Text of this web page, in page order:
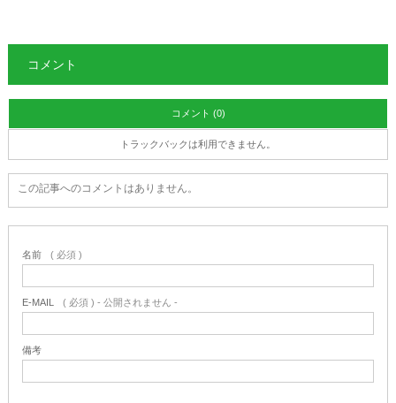
コメント
コメント (0)
トラックバックは利用できません。
この記事へのコメントはありません。
名前 ( 必須 )
E-MAIL ( 必須 ) - 公開されません -
備考